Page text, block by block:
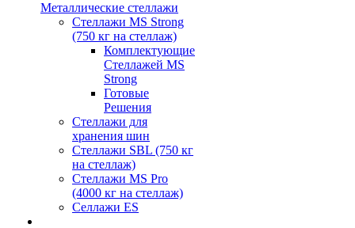
Металлические стеллажи
Стеллажи MS Strong
(750 кг на стеллаж)
Комплектующие
Стеллажей MS
Strong
Готовые
Решения
Стеллажи для
хранения шин
Стеллажи SBL (750 кг
на стеллаж)
Стеллажи MS Pro
(4000 кг на стеллаж)
Селлажи ES